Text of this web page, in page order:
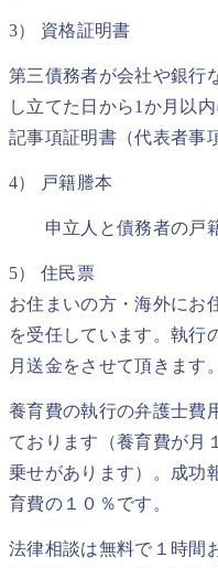
3） 資格証
第三債務者が会社や銀行
し立てた日から1か月以
記事項証明書（代表者事
4） 戸籍
申立人と債務者の戸
5） 住民票 当
お住まいの方・海外にお
を受任しています。執行
月送金をさせて頂きます。
養育費の執行の弁護士費
ております（養育費が月
乗せがあります）。成功
育費の１０％です。
法律相談は無料で１時間